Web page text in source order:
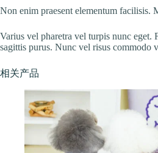
Non enim praesent elementum facilisis.
Varius vel pharetra vel turpis nunc eget.
sagittis purus. Nunc vel risus commodo
相关产品